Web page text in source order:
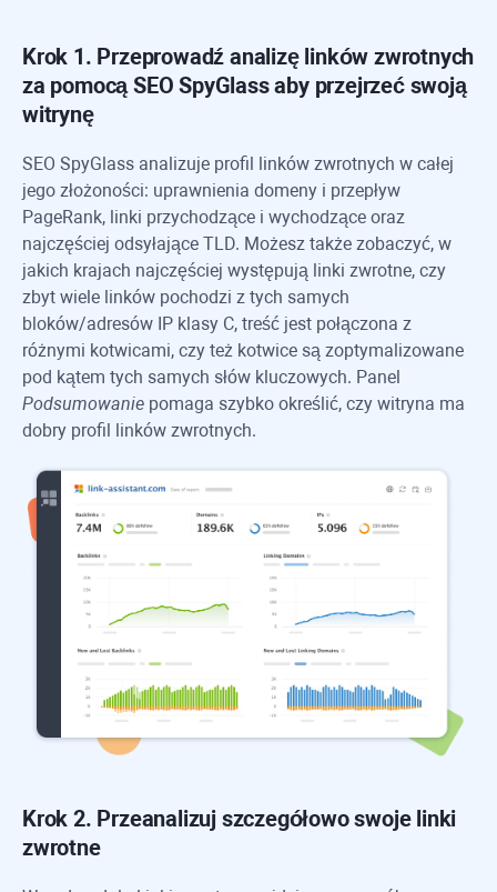
Krok 1. Przeprowadź analizę linków zwrotnych
za pomocąSEO SpyGlassaby przejrzeć swoją
witrynę
SEO SpyGlass analizuje profil linków zwrotnych w całej
jego złożoności: uprawnienia domeny i przepływ
PageRank, linki przychodzące i wychodzące oraz
najczęściej odsyłające TLD. Możesz także zobaczyć, w
jakich krajach najczęściej występują linki zwrotne, czy
zbyt wiele linków pochodzi z tych samych
bloków/adresów IP klasy C, treść jest połączona z
różnymi kotwicami, czy też kotwice są zoptymalizowane
pod kątem tych samych słów kluczowych. Panel
Podsumowanie pomaga szybko określić, czy witryna ma
dobry profil linków zwrotnych.
Krok 2. Przeanalizuj szczegółowo swoje linki
zwrotne